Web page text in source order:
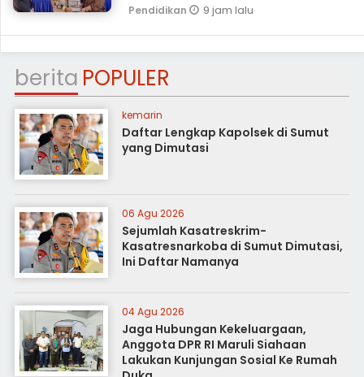
Pendidikan 9 jam lalu
berita POPULER
kemarin
Daftar Lengkap Kapolsek di Sumut
yang Dimutasi
06 Agu 2026
Sejumlah Kasatreskrim-
Kasatresnarkoba di Sumut Dimutasi,
Ini Daftar Namanya
04 Agu 2026
Jaga Hubungan Kekeluargaan,
Anggota DPR RI Maruli Siahaan
Lakukan Kunjungan Sosial Ke Rumah